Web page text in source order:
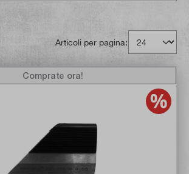
Articoli per pagina:
Comprate ora!